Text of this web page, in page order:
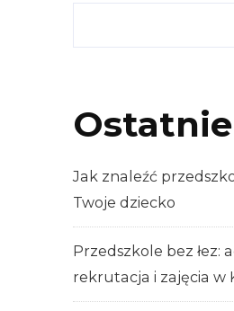
Jak znaleźć
Twoje dziecko
Przedszkole bez łez:
rekrutacja i zajęcia w